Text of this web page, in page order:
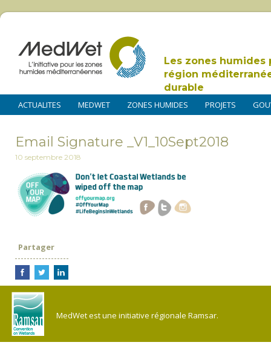
Les zones humides
région
durable
ACTUALITES MEDWET ZONES HUMIDES PROJETS
Email Signature _V1_10Sept2018
10 septembre 2018
Partager
MedWet est une initiative régionale Ramsar.